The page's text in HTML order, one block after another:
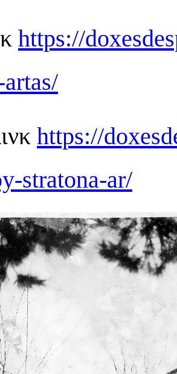
https://
https://
stratona-ar/